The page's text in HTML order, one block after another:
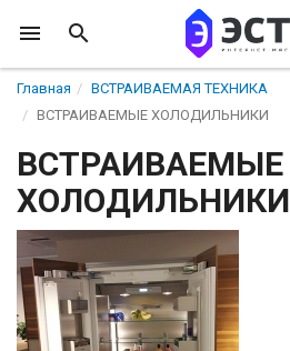
Главная
ВСТРАИВАЕМАЯ ТЕХНИКА
ВСТРАИВАЕМЫЕ ХОЛОДИЛЬНИКИ
ВСТРАИВАЕМЫЕ
ХОЛОДИЛЬНИКИ